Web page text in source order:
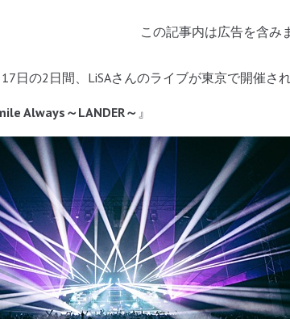
この記事内は広告を含み
日の2日間、LiSAさんのライブが東京で開催され
Always～LANDER～ 』